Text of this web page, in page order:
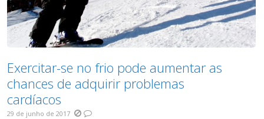
Exercitar-se no frio pode aumentar as
chances de adquirir problemas
cardíacos
29 de junho de 2017